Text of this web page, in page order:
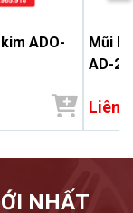
ADO-
Mũi
AD-
Liên
NHẤT